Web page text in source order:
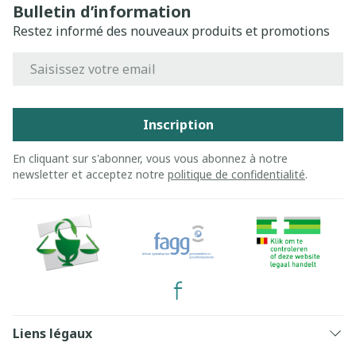
Bulletin d’information
Restez informé des nouveaux produits et promotions
Inscription
En cliquant sur s'abonner, vous vous abonnez à notre
newsletter et acceptez notre politique de confidentialité.
Liens légaux